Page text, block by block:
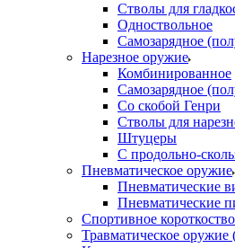
Стволы для
Одноствольное
Самозарядное
Нарезное оружие
Комбинированное
Самозарядное
Со скобой Генри
Стволы для
Штуцеры
С продольно-
Пневматическое оружие
Пневматические
Пневматические
Спортивное
Травматическое